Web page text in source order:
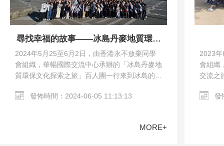
尋找幸福的故事——冰島丹麥地質環保
文化探索之旅
2024年5月25至6月2日，由香港永不放棄同學
會組織，華暢國際交流中心承辦的「冰島丹麥地
質環保文化探索之旅」百人團一行來到冰島的雷
哈根市區、Harpa…
發怖時間：2024-06-05 11:13:13
MORE+
2023
會組織
交流之
教堂發